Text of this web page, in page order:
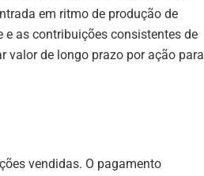
em ritmo de produção de
as contribuições consistentes de
valor de longo prazo por ação para
vendidas. O pagamento